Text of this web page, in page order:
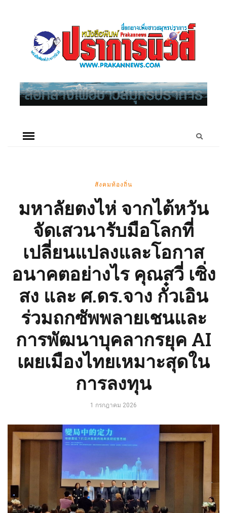
สังคมท้องถิ่น
มหาลัยตงไห่ จากไต้หวัน
จัดเสวนารับมือโลกที่
เปลี่ยนแปลงและโอกาส
อนาคตอย่างไร คุณสวี่ เซิ่ง
สง และ ศ.ดร.จาง กั๋วเอิน
ร่วมถกซัพพลายเชนและ
การพัฒนาบุคลากรยุค AI
เผยเมืองไทยเหมาะสุดใน
การลงทุน
1 กรกฎาคม 2026